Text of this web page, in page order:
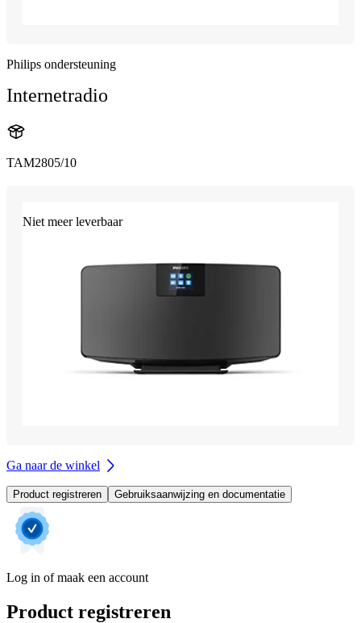
Philips ondersteuning
Internetradio
TAM2805/10
Niet meer leverbaar
Ga naar de winkel
Product registreren Gebruiksaanwijzing en documentatie
Log in of maak een account
Product registreren